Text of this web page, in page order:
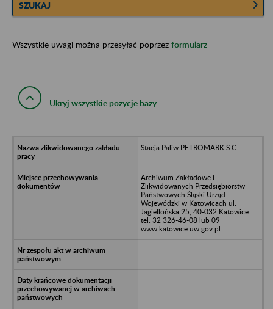
SZUKAJ
Wszystkie uwagi można przesyłać poprzez formularz
Ukryj wszystkie pozycje bazy
Stacja Paliw PETROMARK S.C.
Archiwum Zakładowe i
Zlikwidowanych Przedsiębiorstw
Państwowych Śląski Urząd
Wojewódzki w Katowicach ul.
Jagiellońska 25, 40-032 Katowice
tel. 32 326-46-08 lub 09
www.katowice.uw.gov.pl